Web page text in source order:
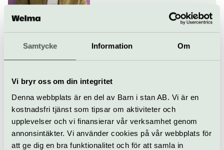
Samtycke Information Om
Vi bryr oss om din integritet
Denna webbplats är en del av Barn i stan AB. Vi är en
kostnadsfri tjänst som tipsar om aktiviteter och
upplevelser och vi finansierar vår verksamhet genom
annonsintäkter. Vi använder cookies på vår webbplats för
att ge dig en bra funktionalitet och för att samla in
Konsert
Pop & rock Konsert
KORSLAGDA
Parksnäckan
ORUP
21 augusti